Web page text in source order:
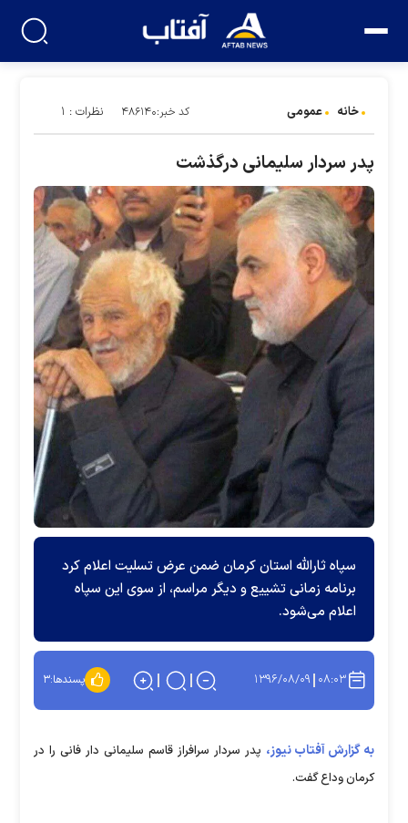
خانه عمومی کد خبر:۴۸۶۱۴۰ نظرات : ۱
پدر سردار سلیمانی درگذشت
سپاه ثارالله استان کرمان ضمن عرض تسلیت اعلام کرد
برنامه زمانی تشییع و دیگر مراسم، از سوی این سپاه
اعلام می‌شود.
۰۸:۰۳ ۱۳۹۶/۰۸/۰۹ پسندها:۳
به گزارش آفتاب نیوز، پدر سردار سرافراز قاسم سلیمانی دار فانی را در
کرمان وداع گفت.